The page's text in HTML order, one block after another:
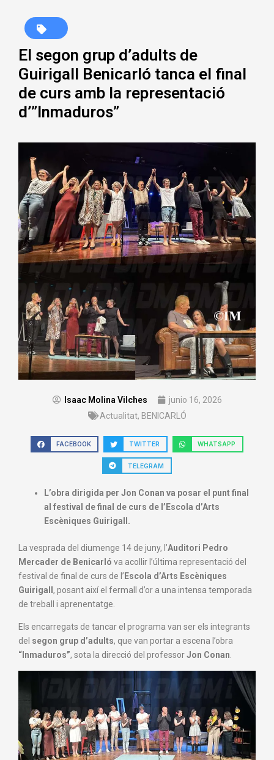
El segon grup d’adults de
Guirigall Benicarló tanca el final
de curs amb la representació
d’”Inmaduros”
Isaac Molina Vilches
junio 16, 2026
Actualitat, BENICARLÓ
FACEBOOK TWITTER WHATSAPP
TELEGRAM
L’obra dirigida per Jon Conan va posar el punt final
al festival de final de curs de l’Escola d’Arts
Escèniques Guirigall.
La vesprada del diumenge 14 de juny, l’Auditori Pedro
Mercader de Benicarló va acollir l’última representació del
festival de final de curs de l’ Escola d’Arts Escèniques
Guirigall , posant així el fermall d’or a una intensa temporada
de treball i aprenentatge.
Els encarregats de tancar el programa van ser els integrants
del segon grup d’adults, que van portar a escena l’obra
“Inmaduros”, sota la direcció del professorJon Conan.